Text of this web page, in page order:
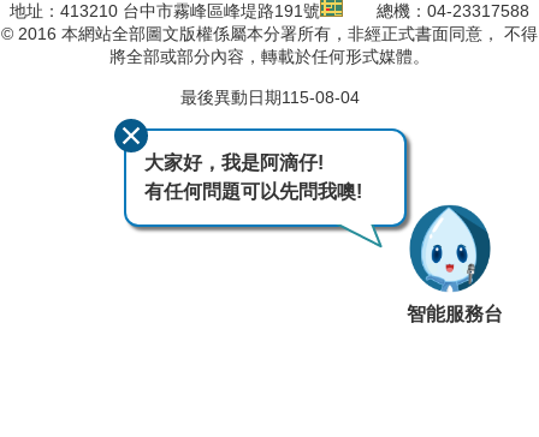
地址：413210 台中市霧峰區峰堤路191號
總機：04-23317588
© 2016 本網站全部圖文版權係屬本分署所有，非經正式書面同意， 不得
將全部或部分內容，轉載於任何形式媒體。
最後異動日期115-08-04
大家好，我是阿滴仔!
有任何問題可以先問我噢!
智能服務台